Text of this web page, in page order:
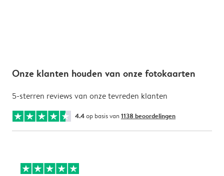
Onze klanten houden van onze fotokaarten
5-sterren reviews van onze tevreden klanten
4.4op basis van 1138 beoordelingen